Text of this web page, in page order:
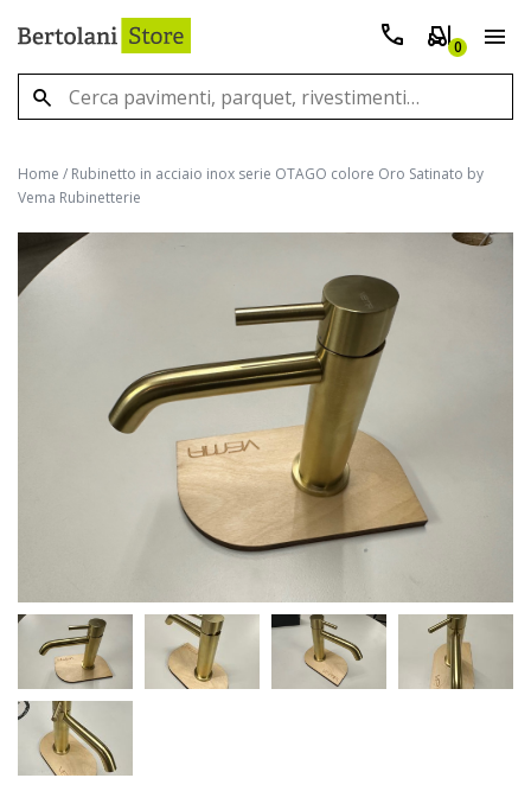
0
Home / Rubinetto in acciaio inox serie OTAGO colore Oro Satinato by
Vema Rubinetterie